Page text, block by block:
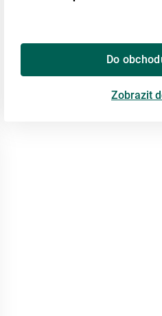
Do
Zobrazit